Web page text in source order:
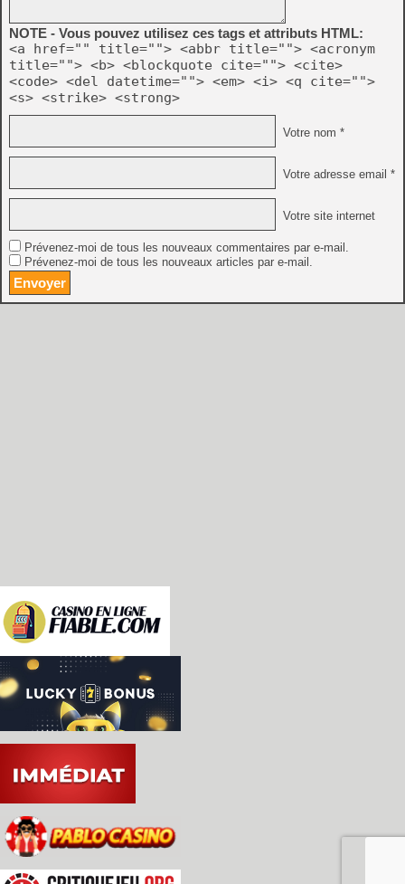
NOTE - Vous pouvez utilisez ces tags et attributs HTML:
<a href="" title=""> <abbr title=""> <acronym
title=""> <b> <blockquote cite=""> <cite>
<code> <del datetime=""> <em> <i> <q cite="">
<s> <strike> <strong>
Votre nom *
Votre adresse email *
Votre site internet
Prévenez-moi de tous les nouveaux commentaires par e-mail.
Prévenez-moi de tous les nouveaux articles par e-mail.